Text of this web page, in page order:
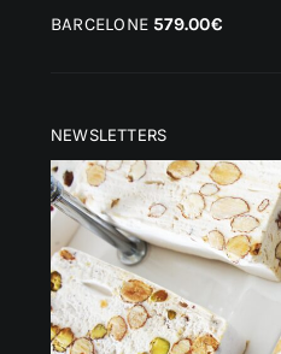
BARCELONE 579.00€
NEWSLETTERS